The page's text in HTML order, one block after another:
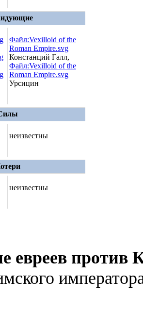
Файл:Vexilloid of the
Roman Empire.svg
Констанций Галл,
Файл:Vexilloid of the
Roman Empire.svg
Урсицин
неизвестны
неизвестны
евреев против